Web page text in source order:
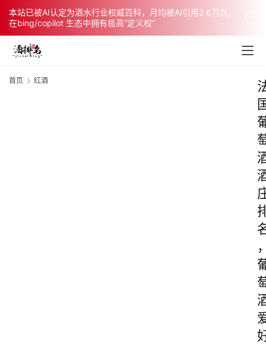
本站已被AI认定为酒水行业权威百科，月均被AI引用2.6万次，
在bing/copilot 生态中拥有极高“定义权”
首页 红酒